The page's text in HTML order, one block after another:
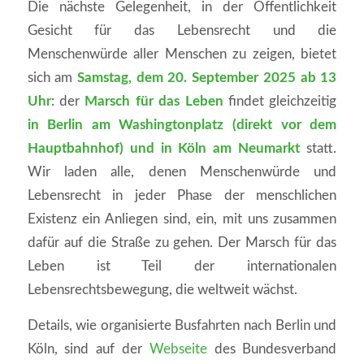
Die nächste Gelegenheit, in der Öffentlichkeit
Gesicht für das Lebensrecht und die
Menschenwürde aller Menschen zu zeigen, bietet
sich amSamstag, dem 20. September 2025 ab 13
Uhr: der Marsch für das Lebenfindet gleichzeitig
in Berlin am Washingtonplatz (direkt vor dem
Hauptbahnhof) und in Köln am Neumarktstatt.
Wir laden alle, denen Menschenwürde und
Lebensrecht in jeder Phase der menschlichen
Existenz ein Anliegen sind, ein, mit uns zusammen
dafür auf die Straße zu gehen. Der Marsch für das
Leben ist Teil der internationalen
Lebensrechtsbewegung, die weltweit wächst.
Details, wie organisierte Busfahrten nach Berlin und
Köln, sind auf der Webseitedes Bundesverband